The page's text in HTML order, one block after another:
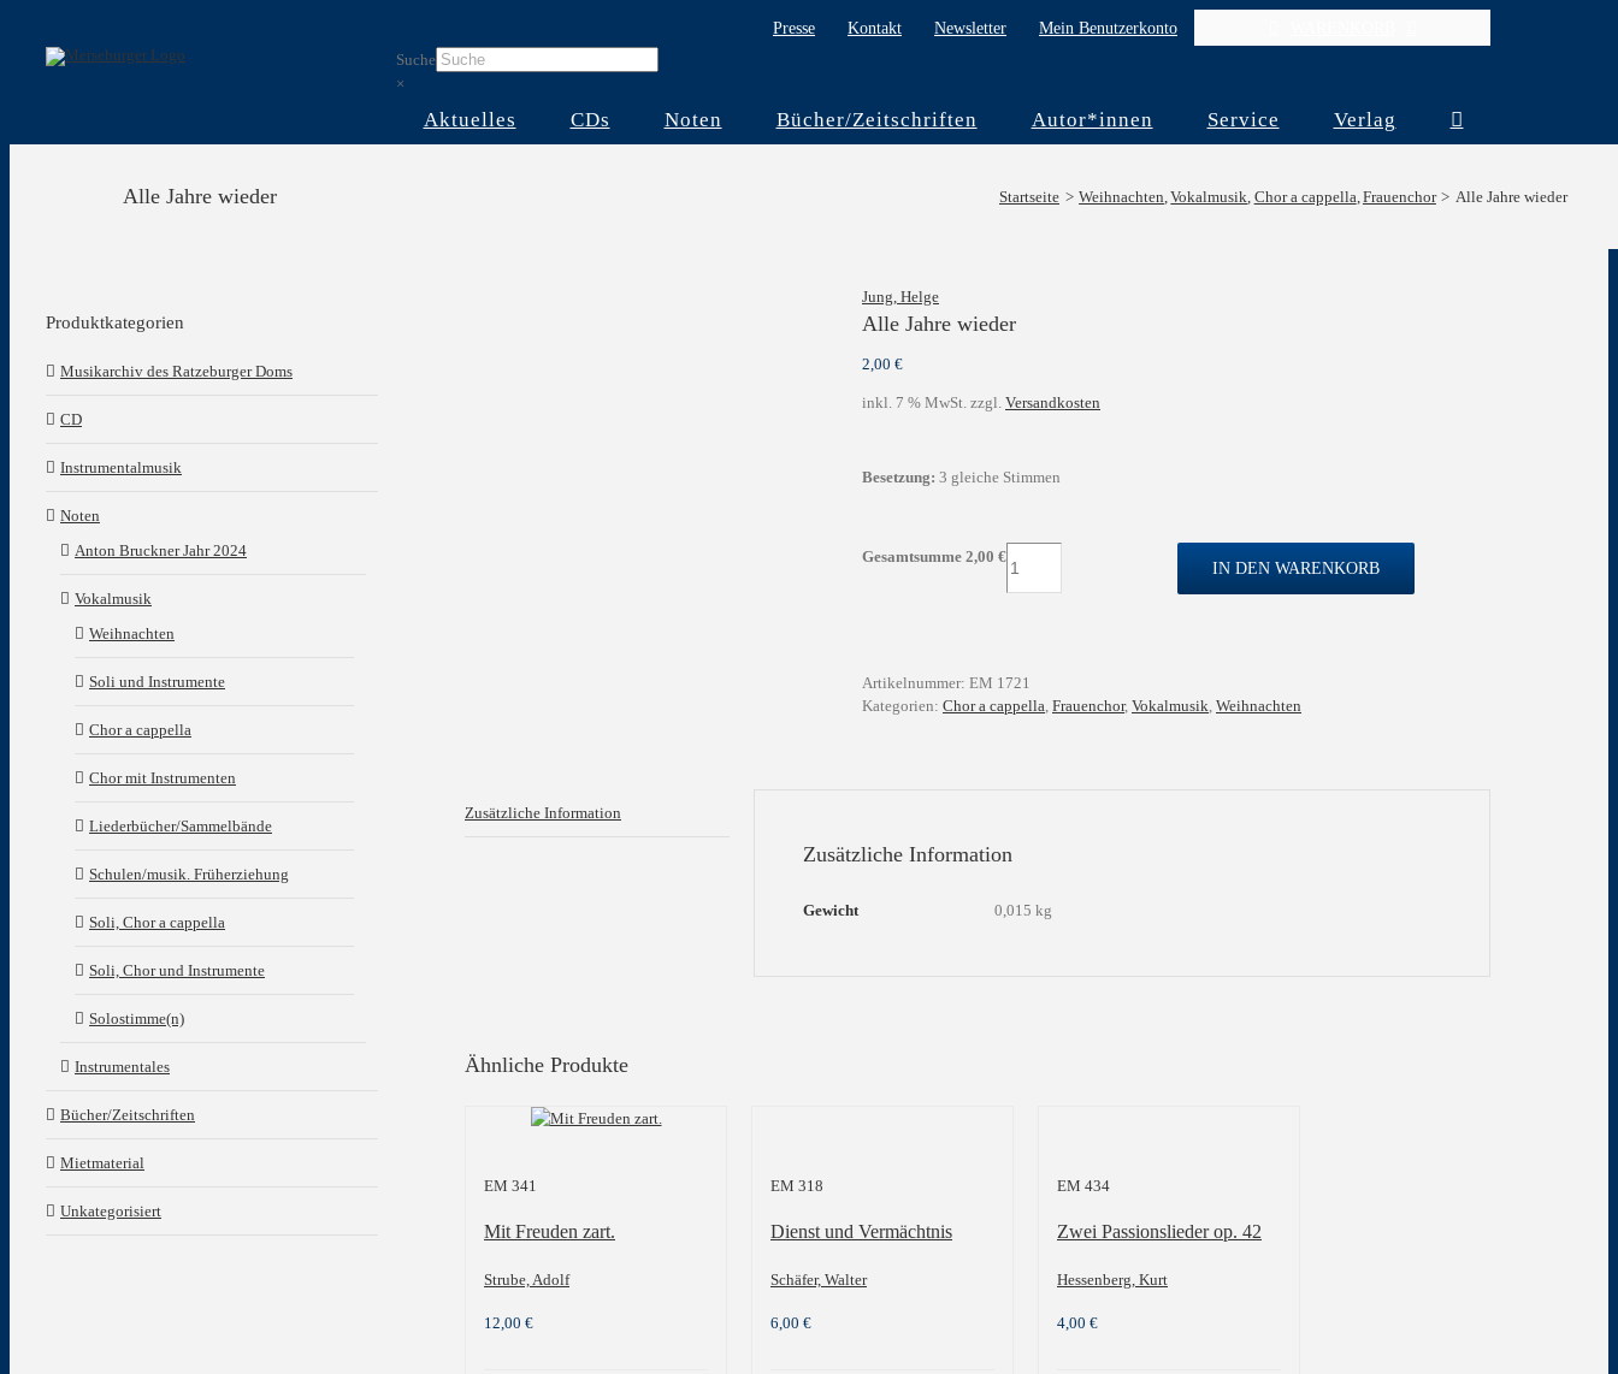
content
Presse Kontakt Newsletter Mein Benutzerkonto
Suche
×
Aktuelles CDs Noten Bücher/Zeitschriften Autor*innen Service Verlag
Alle Jahre wieder Startseite Weihnachten Vokalmusik Chor a cappella Frauenchor Alle Jahre wieder
Jung, Helge
Alle Jahre wieder
2,00 €
inkl. 7 % MwSt. zzgl. Versandkosten
Besetzung: 3 gleiche Stimmen
Gesamtsumme 2,00 €Alle
Jahre
wieder
IN DEN WARENKORB
Artikelnummer: EM 1721
Kategorien: Chor a cappella, Frauenchor, Vokalmusik, Weihnachten
Zusätzliche Information
Zusätzliche Information
Gewicht 0,015 kg
Ähnliche Produkte
EM 341
Mit Freuden zart.
Strube, Adolf
12,00 €
EM 318
Dienst und Vermächtnis
Schäfer, Walter
6,00 €
EM 434
Zwei Passionslieder op. 42
Hessenberg, Kurt
4,00 €
Produktkategorien
Musikarchiv des Ratzeburger Doms
CD
Instrumentalmusik
Noten
Anton Bruckner Jahr 2024
Vokalmusik
Weihnachten
Soli und Instrumente
Chor a cappella
Chor mit Instrumenten
Liederbücher/Sammelbände
Schulen/musik. Früherziehung
Soli, Chor a cappella
Soli, Chor und Instrumente
Solostimme(n)
Instrumentales
Bücher/Zeitschriften
Mietmaterial
Unkategorisiert